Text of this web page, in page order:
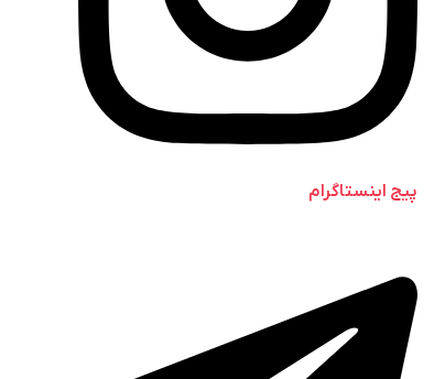
پیج اینستاگرام